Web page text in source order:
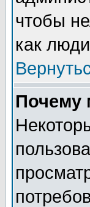
чтобы
как
Почему